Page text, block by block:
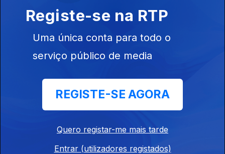
14 nov. 2020
08 nov. 2020
Registe-se na RTP
Uma única conta para todo o
serviço público de media
REGISTE-SE AGORA
Quero registar-me mais tarde
Entrar (utilizadores registados)